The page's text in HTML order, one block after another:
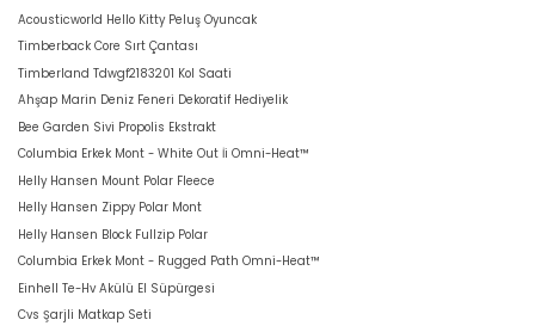
Acousticworld Hello Kitty Peluş Oyuncak
Timberback Core Sırt Çantası
Timberland Tdwgf2183201 Kol Saati
Ahşap Marin Deniz Feneri Dekoratif Hediyelik
Bee Garden Sivi Propolis Ekstrakt
Columbia Erkek Mont - White Out İi Omni-Heat™
Helly Hansen Mount Polar Fleece
Helly Hansen Zippy Polar Mont
Helly Hansen Block Fullzip Polar
Columbia Erkek Mont - Rugged Path Omni-Heat™
Einhell Te-Hv Akülü El Süpürgesi
Cvs Şarjli Matkap Seti